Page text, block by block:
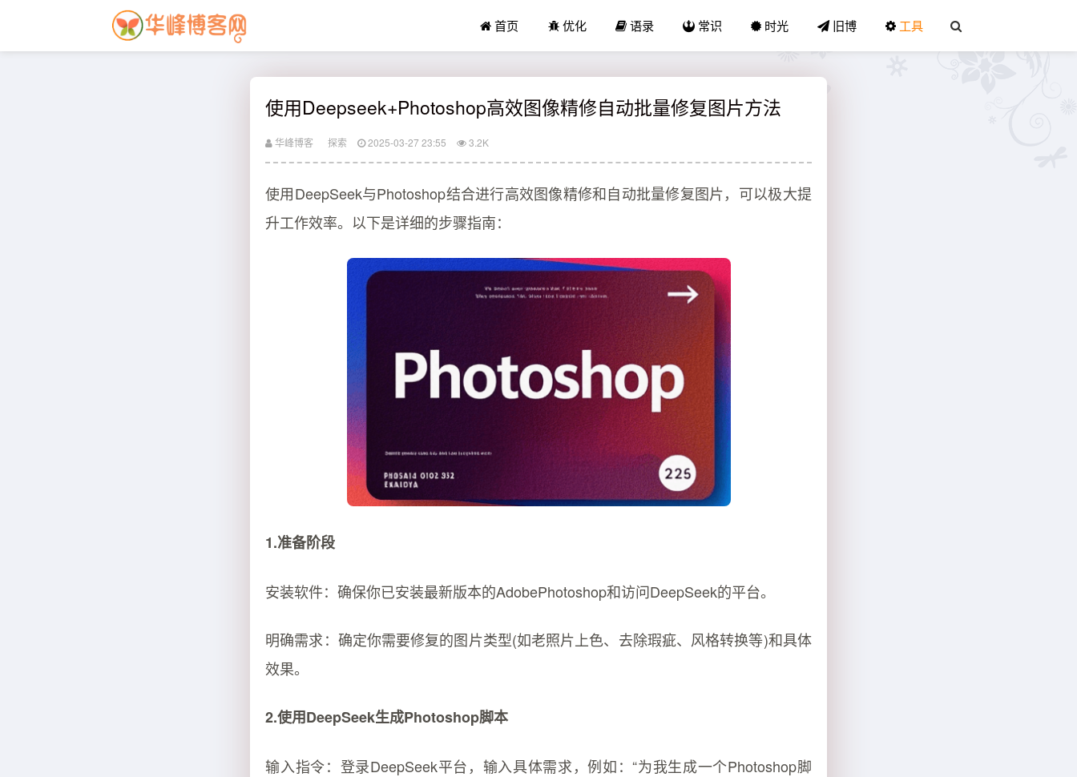
首页 优化 语录 常识 时光 旧博 工具
使用Deepseek+Photoshop高效图像精修自动批量修复图片方法
华峰博客 探索 2025-03-27 23:55 3.2K
使用DeepSeek与Photoshop结合进行高效图像精修和自动批量修复图片，可以极大提
升工作效率。以下是详细的步骤指南：
1.准备阶段
安装软件：确保你已安装最新版本的AdobePhotoshop和访问DeepSeek的平台。
明确需求：确定你需要修复的图片类型(如老照片上色、去除瑕疵、风格转换等)和具体
效果。
2.使用DeepSeek生成Photoshop脚本
输入指令：登录DeepSeek平台，输入具体需求，例如：“为我生成一个Photoshop脚